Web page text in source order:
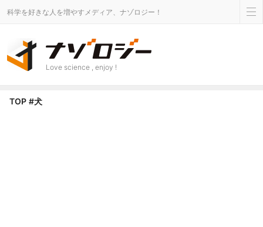
科学を好きな人を増やすメディア、ナゾロジー！
Love science , enjoy !
TOP #犬